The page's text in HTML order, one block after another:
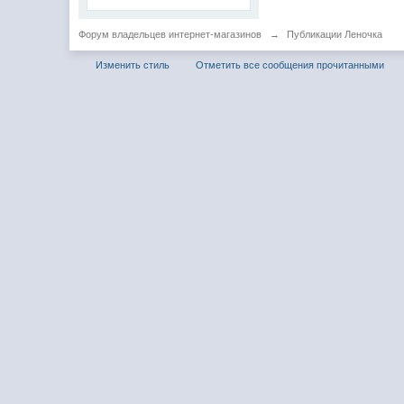
Форум владельцев интернет-магазинов → Публикации Леночка
Изменить стиль Отметить все сообщения прочитанными